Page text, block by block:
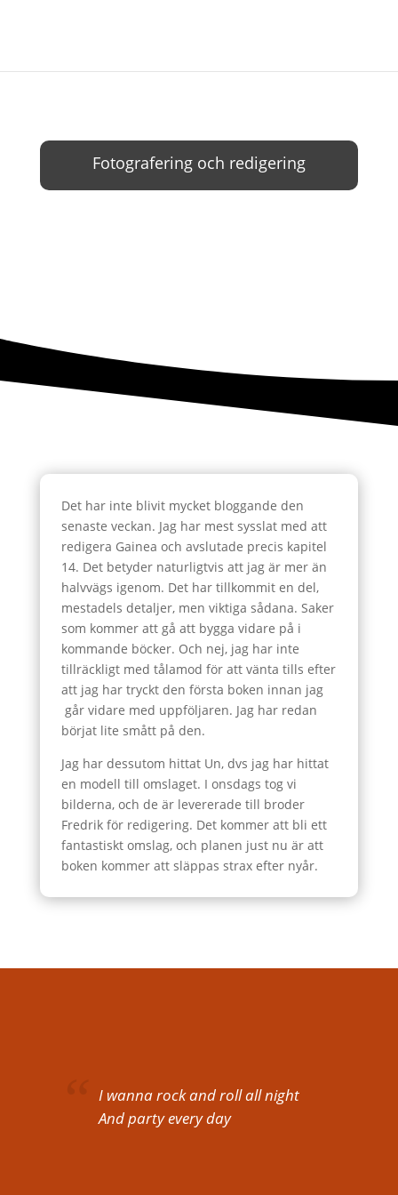
Fotografering och redigering
Det har inte blivit mycket bloggande den
senaste veckan. Jag har mest sysslat med att
redigera Gainea och avslutade precis kapitel
14. Det betyder naturligtvis att jag är mer än
halvvägs igenom. Det har tillkommit en del,
mestadels detaljer, men viktiga sådana. Saker
som kommer att gå att bygga vidare på i
kommande böcker. Och nej, jag har inte
tillräckligt med tålamod för att vänta tills efter
att jag har tryckt den första boken innan jag
går vidare med uppföljaren. Jag har redan
börjat lite smått på den.
Jag har dessutom hittat Un, dvs jag har hittat
en modell till omslaget. I onsdags tog vi
bilderna, och de är levererade till broder
Fredrik för redigering. Det kommer att bli ett
fantastiskt omslag, och planen just nu är att
boken kommer att släppas strax efter nyår.
I wanna rock and roll all night
And party every day